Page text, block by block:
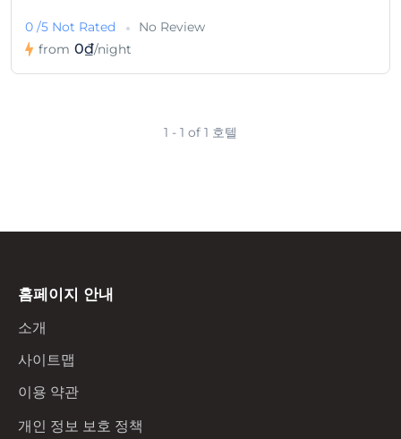
0 /5 Not Rated
No Review
from 0₫/night
1 - 1 of 1 호텔
홈페이지 안내
소개
사이트맵
이용 약관
개인 정보 보호 정책